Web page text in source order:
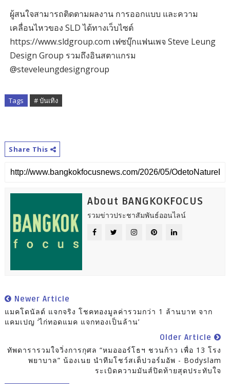
ผู้สนใจสามารถติดตามผลงาน การออกแบบ และความ
เคลื่อนไหวของ SLD ได้ทางเว็บไซต์
https://www.sldgroup.com เฟซบุ๊กแฟนเพจ Steve Leung
Design Group รวมถึงอินสตาแกรม
@steveleungdesigngroup
Tags # บันเทิง
Share This
About BANGKOKFOCUS
รวมข่าวประชาสัมพันธ์ออนไลน์
Newer Article
แมคโดนัลด์ แจกจริง โชคทองมูลค่ารวมกว่า 1 ล้านบาท จาก
แคมเปญ ‘ไก่ทอดแมค แจกทองเป็นล้าน’
Older Article
ทัพดารารวมใจวิ่งการกุศล “หมอออร์โธฯ ชวนก้าว เพื่อ 13 โรง
พยาบาล” น้องเนย นำทีมโชว์สเต็ปวอร์มอัพ - Bodyslam
ระเบิดความมันส์ปิดท้ายสุดประทับใจ